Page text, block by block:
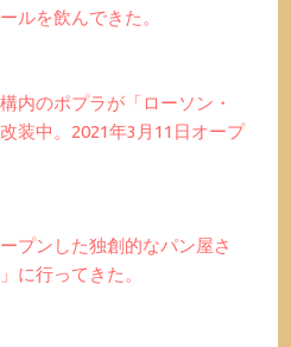
ルを飲んできた。
内のポプラが「ローソン・
装中。2021年3月11日オープ
プンした独創的なパン屋さ
に行ってきた。